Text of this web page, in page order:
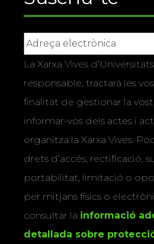
La Xarxa Vives
responsable, tractarà les
finalitat de gestionar la
informar-vos dels actes i
organitza la Xarxa Vives.
drets d’accés, rectificació,
portabilitat, limitació o
per mitjans físics o
consultar la informació
detallada sobre